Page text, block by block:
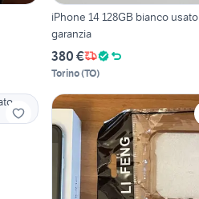
iPhone 14 128GB bianco usato
garanzia
380 €
Torino(TO)